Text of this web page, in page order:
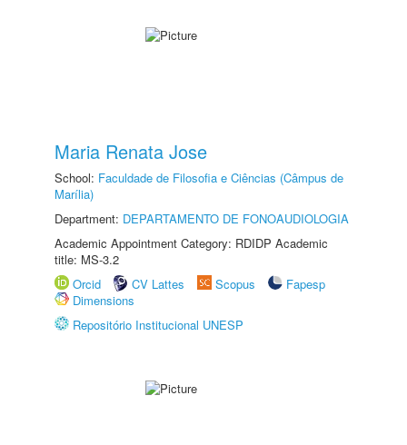
Maria Renata Jose
School: Faculdade de Filosofia e Ciências (Câmpus de
Marília)
Department: DEPARTAMENTO DE FONOAUDIOLOGIA
Academic Appointment Category: RDIDP Academic
title: MS-3.2
Orcid
CV Lattes Scopus
Fapesp
Dimensions
Repositório Institucional UNESP